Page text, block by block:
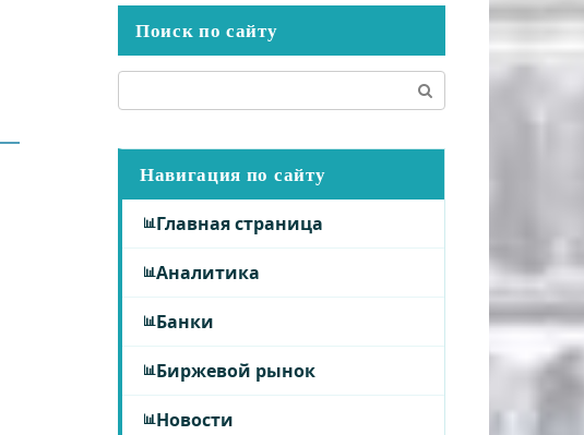
Поиск по сайту
Навигация по сайту
Главная страница
Аналитика
Банки
Биржевой рынок
Новости